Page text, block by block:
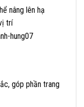
nâng lên hạ
trí
góp phần trang